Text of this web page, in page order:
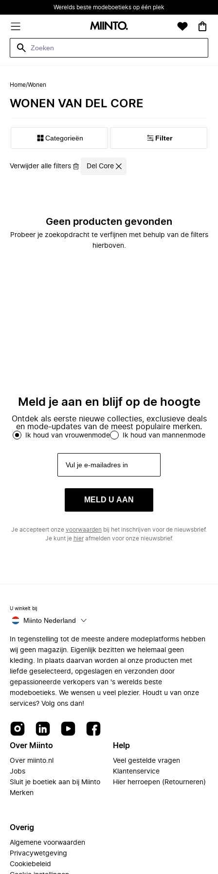
Werelds beste modeboetieks op één plek
Home/Wonen
WONEN VAN DEL CORE
Categorieën Filter
Verwijder alle filters Del Core
Geen producten gevonden
Probeer je zoekopdracht te verfijnen met behulp van de filters
hierboven.
Meld je aan en blijf op de hoogte
Ontdek als eerste nieuwe collecties, exclusieve deals
en mode-updates van de meest populaire merken.
Ik houd van vrouwenmode Ik houd van mannenmode
MELD U AAN
Je accepteert onze voorwaarden bij het inschrijven voor de nieuwsbrief.
Je kunt je hierafmelden voor onze nieuwsbrief.
U winkelt bij
Miinto Nederland
In tegenstelling tot de meeste andere modeplatforms hebben
wij geen magazijn. Eigenlijk bezitten we helemaal geen
kleding. In plaats daarvan worden al onze producten met
liefde geselecteerd, opgeslagen en verzonden door
gepassioneerde verkopers van 's werelds beste
modeboetieks. We wensen u veel plezier. Houdt u van onze
services? Volg ons dan!
Over Miinto
Over miinto.nl
Jobs
Sluit je boetiek aan bij Miinto
Merken
Help
Veel gestelde vragen
Klantenservice
Hier herroepen (Retourneren)
Overig
Algemene voorwaarden
Privacywetgeving
Cookiebeleid